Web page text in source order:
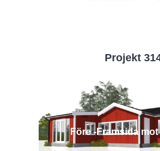
Projekt
Före -Framsida